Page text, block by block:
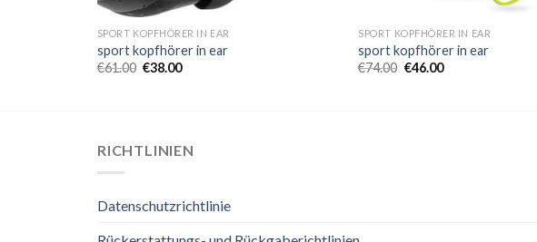
SPORT KOPFHÖRER IN EAR
sport kopfhörer in ear
€61.00 €38.00
SPORT KOPFHÖRER IN EAR
sport kopfhörer in ear
€74.00 €46.00
RICHTLINIEN
Datenschutzrichtlinie